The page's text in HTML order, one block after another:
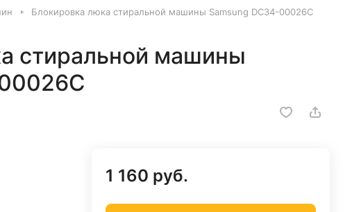
Блокировка люка стиральной машины Samsung DC34-00026C
стиральной машины
1 160 руб.